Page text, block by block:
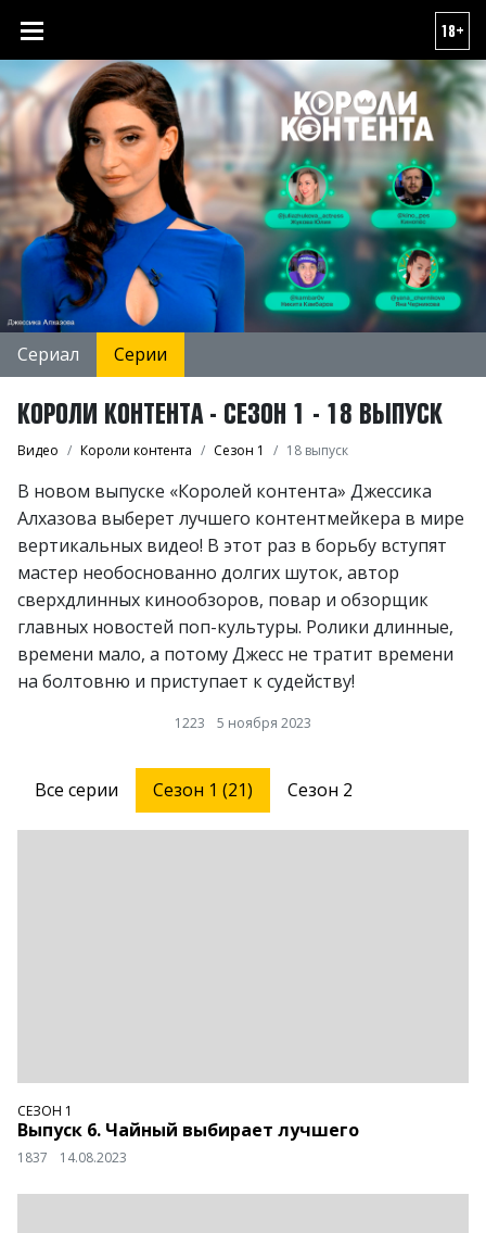
18+
Сериал Серии
КОРОЛИ КОНТЕНТА - СЕЗОН 1 - 18 ВЫПУСК
Видео Короли контента Сезон 1 18 выпуск
В новом выпуске «Королей контента» Джессика
Алхазова выберет лучшего контентмейкера в мире
вертикальных видео! В этот раз в борьбу вступят
мастер необоснованно долгих шуток, автор
сверхдлинных кинообзоров, повар и обзорщик
главных новостей поп-культуры. Ролики длинные,
времени мало, а потому Джесс не тратит времени
на болтовню и приступает к судейству!
1223 5 ноября 2023
Все серии Сезон 1 (21) Сезон 2
СЕЗОН 1
Выпуск 6. Чайный выбирает лучшего
1837 14.08.2023